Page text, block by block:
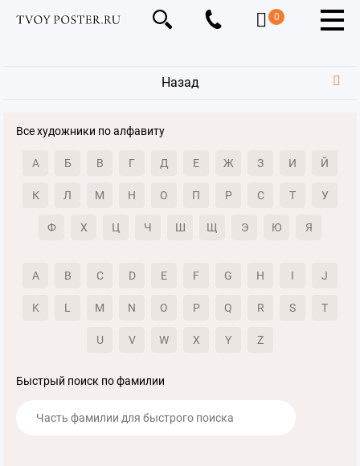
0
Назад
Все художники по алфавиту
А Б В Г Д Е Ж З И Й
К Л М Н О П Р С Т У
Ф Х Ц Ч Ш Щ Э Ю Я
A B C D E F G H I J
K L M N O P Q R S T
U V W X Y Z
Быстрый поиск по фамилии